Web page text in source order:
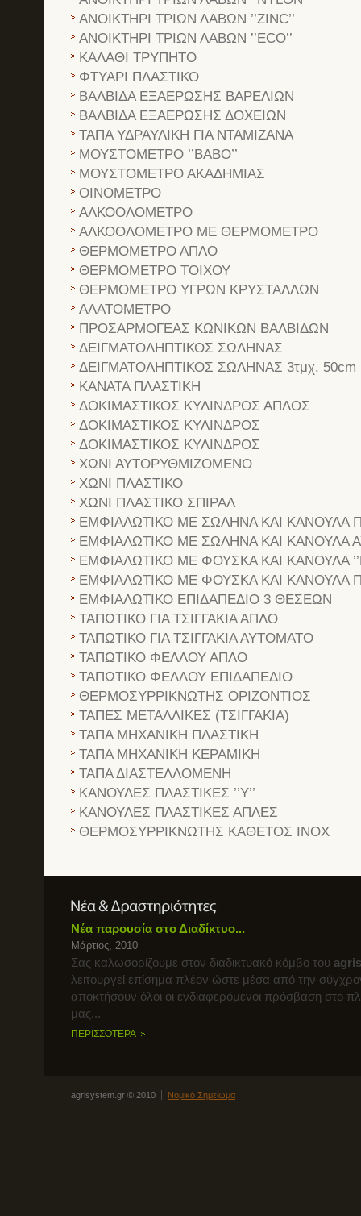
ΑΝΟΙΚΤΗΡΙ ΤΡΙΩΝ ΛΑΒΩΝ ’’ZINC’’
ΑΝΟΙΚΤΗΡΙ ΤΡΙΩΝ ΛΑΒΩΝ ’’ECO’’
ΚΑΛΑΘΙ ΤΡΥΠΗΤΟ
ΦΤΥΑΡΙ ΠΛΑΣΤΙΚΟ
ΒΑΛΒΙΔΑ ΕΞΑΕΡΩΣΗΣ ΒΑΡΕΛΙΩΝ
ΒΑΛΒΙΔΑ ΕΞΑΕΡΩΣΗΣ ΔΟΧΕΙΩΝ
ΤΑΠΑ ΥΔΡΑΥΛΙΚΗ ΓΙΑ ΝΤΑΜΙΖΑΝΑ
ΜΟΥΣΤΟΜΕΤΡΟ ’’ΒΑΒΟ’’
ΜΟΥΣΤΟΜΕΤΡΟ ΑΚΑΔΗΜΙΑΣ
ΟΙΝΟΜΕΤΡΟ
ΑΛΚΟΟΛΟΜΕΤΡΟ
ΑΛΚΟΟΛΟΜΕΤΡΟ ΜΕ ΘΕΡΜΟΜΕΤΡΟ
ΘΕΡΜΟΜΕΤΡΟ ΑΠΛΟ
ΘΕΡΜΟΜΕΤΡΟ ΤΟΙΧΟΥ
ΘΕΡΜΟΜΕΤΡΟ ΥΓΡΩΝ ΚΡΥΣΤΑΛΛΩΝ
ΑΛΑΤΟΜΕΤΡΟ
ΠΡΟΣΑΡΜΟΓΕΑΣ ΚΩΝΙΚΩΝ ΒΑΛΒΙΔΩΝ
ΔΕΙΓΜΑΤΟΛΗΠΤΙΚΟΣ ΣΩΛΗΝΑΣ
ΔΕΙΓΜΑΤΟΛΗΠΤΙΚΟΣ ΣΩΛΗΝΑΣ 3τμχ. 50cm
ΚΑΝΑΤΑ ΠΛΑΣΤΙΚΗ
ΔΟΚΙΜΑΣΤΙΚΟΣ ΚΥΛΙΝΔΡΟΣ ΑΠΛΟΣ
ΔΟΚΙΜΑΣΤΙΚΟΣ ΚΥΛΙΝΔΡΟΣ
ΔΟΚΙΜΑΣΤΙΚΟΣ ΚΥΛΙΝΔΡΟΣ
ΧΩΝΙ ΑΥΤΟΡΥΘΜΙΖΟΜΕΝΟ
ΧΩΝΙ ΠΛΑΣΤΙΚΟ
ΧΩΝΙ ΠΛΑΣΤΙΚΟ ΣΠΙΡΑΛ
ΕΜΦΙΑΛΩΤΙΚΟ ΜΕ ΣΩΛΗΝΑ ΚΑΙ ΚΑΝΟΥΛΑ
ΕΜΦΙΑΛΩΤΙΚΟ ΜΕ ΣΩΛΗΝΑ ΚΑΙ ΚΑΝΟΥΛΑ
ΕΜΦΙΑΛΩΤΙΚΟ ΜΕ ΦΟΥΣΚΑ ΚΑΙ ΚΑΝΟΥΛΑ
ΕΜΦΙΑΛΩΤΙΚΟ ΜΕ ΦΟΥΣΚΑ ΚΑΙ ΚΑΝΟΥΛΑ
ΕΜΦΙΑΛΩΤΙΚΟ ΕΠΙΔΑΠΕΔΙΟ 3 ΘΕΣΕΩΝ
ΤΑΠΩΤΙΚΟ ΓΙΑ ΤΣΙΓΓΑΚΙΑ ΑΠΛΟ
ΤΑΠΩΤΙΚΟ ΓΙΑ ΤΣΙΓΓΑΚΙΑ ΑΥΤΟΜΑΤΟ
ΤΑΠΩΤΙΚΟ ΦΕΛΛΟΥ ΑΠΛΟ
ΤΑΠΩΤΙΚΟ ΦΕΛΛΟΥ ΕΠΙΔΑΠΕΔΙΟ
ΘΕΡΜΟΣΥΡΡΙΚΝΩΤΗΣ ΟΡΙΖΟΝΤΙΟΣ
ΤΑΠΕΣ ΜΕΤΑΛΛΙΚΕΣ (ΤΣΙΓΓΑΚΙΑ)
ΤΑΠΑ ΜΗΧΑΝΙΚΗ ΠΛΑΣΤΙΚΗ
ΤΑΠΑ ΜΗΧΑΝΙΚΗ ΚΕΡΑΜΙΚΗ
ΤΑΠΑ ΔΙΑΣΤΕΛΛΟΜΕΝΗ
ΚΑΝΟΥΛΕΣ ΠΛΑΣΤΙΚΕΣ ’’Υ’’
ΚΑΝΟΥΛΕΣ ΠΛΑΣΤΙΚΕΣ ΑΠΛΕΣ
ΘΕΡΜΟΣΥΡΡΙΚΝΩΤΗΣ ΚΑΘΕΤΟΣ INOX
Νέα παρουσία στο Διαδίκτυο...
Μάρτιος, 2010
Σας καλωσορίζουμε στον διαδικτυακό κόμβο του
λειτουργεί επίσημα πλέον ώστε μέσα από την
αποκτήσουν όλοι οι ενδιαφερόμενοι πρόσβαση στο
μας...
ΠΕΡΙΣΣΟΤΕΡΑ
agrisystem.gr © 2010 Νομικό Σημείωμα